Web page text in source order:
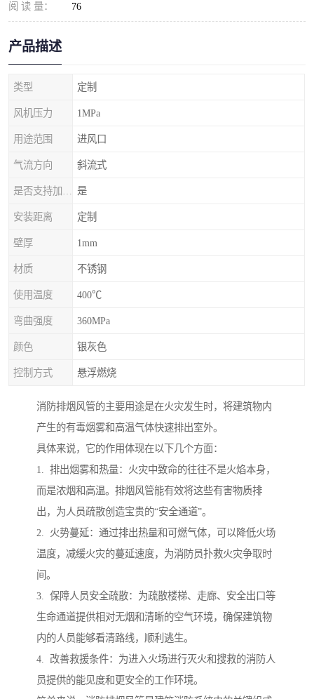
阅 读 量： 76
产品描述
类型 定制
风机压力 1MPa
用途范围 进风口
气流方向 斜流式
是
安装距离 定制
壁厚 1mm
材质 不锈钢
使用温度 400℃
弯曲强度 360MPa
颜色 银灰色
控制方式 悬浮燃烧
消防排烟风管的主要用途是在火灾发生时，将建筑物内
产生的有毒烟雾和高温气体快速排出室外。
具体来说，它的作用体现在以下几个方面：
1. 排出烟雾和热量：火灾中致命的往往不是火焰本身，
而是浓烟和高温。排烟风管能有效将这些有害物质排
出，为人员疏散创造宝贵的“安全通道”。
2. 火势蔓延：通过排出热量和可燃气体，可以降低火场
温度，减缓火灾的蔓延速度，为消防员扑救火灾争取时
间。
3. 保障人员安全疏散：为疏散楼梯、走廊、安全出口等
生命通道提供相对无烟和清晰的空气环境，确保建筑物
内的人员能够看清路线，顺利逃生。
4. 改善救援条件：为进入火场进行灭火和搜救的消防人
员提供的能见度和更安全的工作环境。